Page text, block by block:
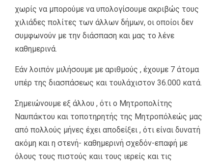
χωρίς να μπορούμε να υπολογίσουμε ακριβώς τους
χιλιάδες πολίτες των άλλων δήμων, οι οποίοι δεν
συμφωνούν με την διάσπαση και μας το λένε
καθημερινά.
Εάν λοιπόν μιλήσουμε με αριθμούς , έχουμε 7 άτομα
υπέρ της διασπάσεως και τουλάχιστον 36.000 κατά.
Σημειώνουμε εξ άλλου , ότι ο Μητροπολίτης
Ναυπάκτου και τοποτηρητής της Μητροπόλεώς μας
από πολλούς μήνες έχει αποδείξει , ότι είναι δυνατή
ακόμη και η στενή- καθημερινή σχεδόν-επαφή με
όλους τους πιστούς καιι τους ιερείς και τις